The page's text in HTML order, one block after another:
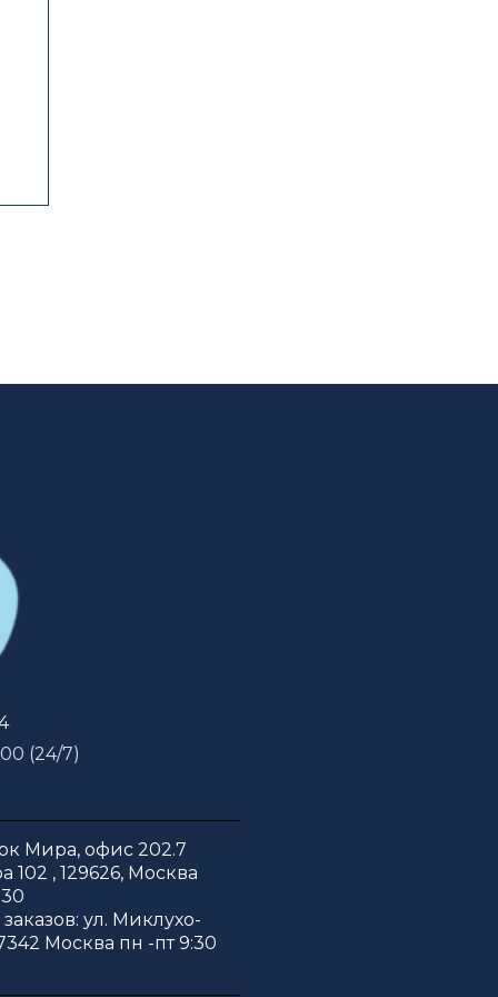
(24/7)
Мира, офис 202.7
102 , 129626, Москва
ул. Миклухо-
Москва пн -пт 9:30